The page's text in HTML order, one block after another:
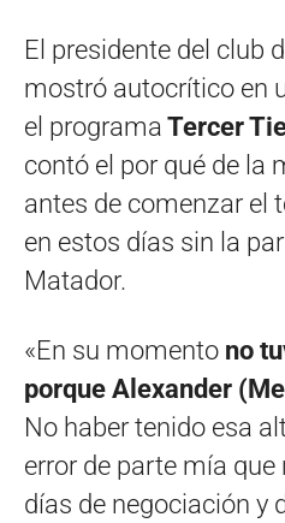
El presidente del club
mostró autocrítico en
el programa Tercer
contó el por qué de la
antes de comenzar el
en estos días sin la
Matador.
«En su momento no
porque Alexander
No haber tenido esa
error de parte mía
días de negociación y